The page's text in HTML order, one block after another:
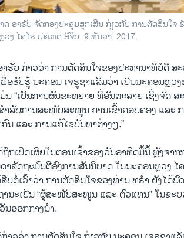
ອາຣັບ ຈັດກອງປະຊຸມສຸກເສີນ ກ່ຽວກັບ ການຕັດສິນໃຈ
ໄຄໂຣ ປະເທດ ອີຈິບ. 9 ທັນວາ, 2017.
ຣັບ ກ່າວວ່າ ການຕັດສິນໃຈຂອງປະທານາທິບໍດີ ສ
ອຮັບຮູ້ ນະຄອນ ເຈຣູຊາແລັມວ່າ ເປັນນະຄອນຫຼວ
ນ “ເປັນການຜັນຂະຫຍາຍ ທີ່ອັນຕະລາຍ ເຊິ່ງຈັດ ສ
ຳລັບການສະໜັບສະໜູນ ການເຂົ້າຄອບຄອງ ແລະ
ນ ແລະ ການແກ້ໄຂບັນຫາຕ່າງໆ.”
ກເປີດເຜີຍໃນຕອນເຊົ້າຂອງວັນອາທິດມື້ນີ້ ຫຼັງຈາກ
າລັດຖະມົນຕີອົງການສັນນິບາດ ໃນນະຄອນຫຼວງ ໄ
ບຕໍ່ເວົ້າວ່າ ການຕັດສິນໃຈຂອງທ່ານ ທຣຳ ຍັງໄດ້ປົ
ນະເປັນ “ຜູ້ສະໜັບສະໜູນ ແລະ ຕົວແທນ” ໃນຂະ
ນອອກກາງນຳ.